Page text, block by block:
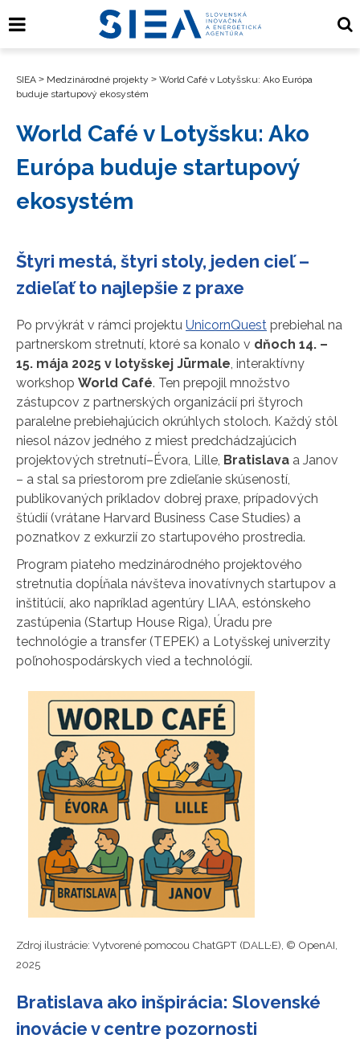
SIEA > Medzinárodné projekty > World Café v Lotyšsku: Ako Európa
buduje startupový ekosystém
World Café v Lotyšsku: Ako
Európa buduje startupový
ekosystém
Štyri mestá, štyri stoly, jeden cieľ –
zdieľať to najlepšie z praxe
Po prvýkrát v rámci projektu UnicornQuest prebiehal na
partnerskom stretnutí, ktoré sa konalo v dňoch 14. –
15. mája 2025 v lotyšskej Jūrmale, interaktívny
workshop World Café. Ten prepojil množstvo
zástupcov z partnerských organizácií pri štyroch
paralelne prebiehajúcich okrúhlych stoloch. Každý stôl
niesol názov jedného z miest predchádzajúcich
projektových stretnutí–Évora, Lille, Bratislava a Janov
– a stal sa priestorom pre zdieľanie skúseností,
publikovaných príkladov dobrej praxe, prípadových
štúdií (vrátane Harvard Business Case Studies) a
poznatkov z exkurzií zo startupového prostredia.
Program piateho medzinárodného projektového
stretnutia dopĺňala návšteva inovatívnych startupov a
inštitúcií, ako napríklad agentúry LIAA, estónskeho
zastúpenia (Startup House Riga), Úradu pre
technológie a transfer (TEPEK) a Lotyšskej univerzity
poľnohospodárskych vied a technológií.
Zdroj ilustrácie: Vytvorené pomocou ChatGPT (DALL·E), © OpenAI,
2025
Bratislava ako inšpirácia: Slovenské
inovácie v centre pozornosti